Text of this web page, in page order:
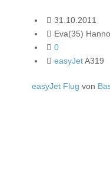
31.10.2011
Eva(35)
0
easyJetA319
easyJet Flug von